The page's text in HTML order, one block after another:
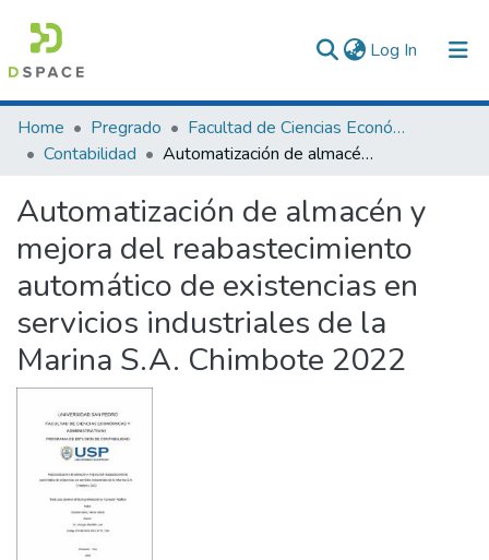
Log In (current)
Communities & Collections
All of DSpace
Statistics
Home Pregrado
Facultad de Ciencias Económicas y Administrativas
Contabilidad
Automatización de almacén y mejora del reabastecimiento automático de existencias en servicios industriales de la Marina S.A. Chimbote 2022
Automatización de almacén y
mejora del reabastecimiento
automático de existencias en
servicios industriales de la
Marina S.A. Chimbote 2022